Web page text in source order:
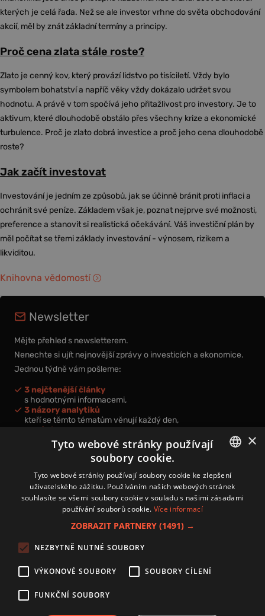
kterých je celá řada. Než se ale investor vrhne do světa obchodování
akcií, měl by znát základní termíny a principy.
Proč cena zlata stále roste?
Zlato je cenný kov, který provází lidstvo po tisíciletí. Vždy bylo
symbolem bohatství a napříč věky vždy dokázalo udržet svou
hodnotu. A právě v tom spočívá jeho přitažlivost pro investory. Je to
aktivum, které dlouhodobě obstálo přes všechny krize a ekonomické
turbulence. Proč je zlato dobrá investice a proč jeho cena dlouhodobě
roste?
Jak začít investovat
Investování je jedním ze způsobů, jak se účinně bránit proti inflaci a
ochránit své peníze. Základem však je, poznat nejprve své možnosti,
preference a stanovit si realistická očekávání. Váš investiční plán by
měl počítat se třemi základy investování - výnosem, rizikem a
likviditou.
Knihovna vědomostí
Newsletter
Mějte přehled s newsletterem.
Nenechte si ujít nejnovější zprávy o investicích a ekonomice.
Jednou týdně vám pošleme:
3 nejčtenější články
s hodnotnými informacemi,
3 názory analytiků
kteří se těmto tématům věnují každý den,
nová videa a podcasty
k prohloubení vašich znalostí.
Přihlášením k newsletteru vyjadřujete svůj souhlas spodmínkami
zpracování osobních údajů.
Zásady používání souborů cookies
Autoři
Nastavení cookies
CZECH
×
Tyto webové stránky používají
soubory cookie.
Tyto webové stránky používají soubory cookie ke zlepšení
uživatelského zážitku. Používáním našich webových stránek
souhlasíte se všemi soubory cookie v souladu s našimi zásadami
používání souborů cookie. Více informací
ZOBRAZIT PARTNERY (1491) →
NEZBYTNĚ NUTNÉ SOUBORY
VÝKONOVÉ SOUBORY SOUBORY CÍLENÍ
FUNKČNÍ SOUBORY